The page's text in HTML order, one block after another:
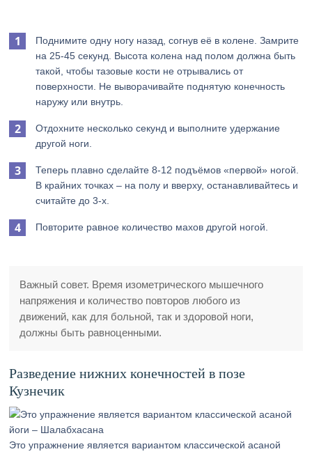
Поднимите одну ногу назад, согнув её в колене. Замрите
на 25-45 секунд. Высота колена над полом должна быть
такой, чтобы тазовые кости не отрывались от
поверхности. Не выворачивайте поднятую конечность
наружу или внутрь.
Отдохните несколько секунд и выполните удержание
другой ноги.
Теперь плавно сделайте 8-12 подъёмов «первой» ногой.
В крайних точках – на полу и вверху, останавливайтесь и
считайте до 3-х.
Повторите равное количество махов другой ногой.
Важный совет. Время изометрического мышечного
напряжения и количество повторов любого из
движений, как для больной, так и здоровой ноги,
должны быть равноценными.
Разведение нижних конечностей в позе
Кузнечик
Это упражнение является вариантом классической асаной